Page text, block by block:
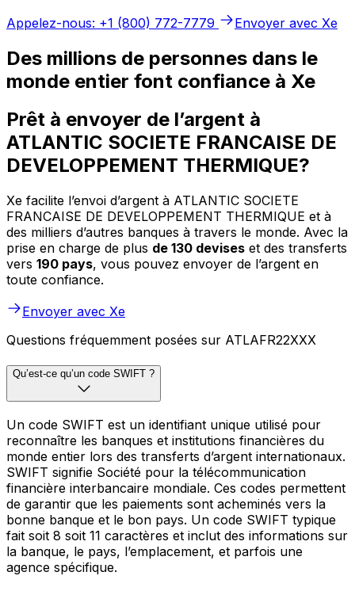
Appelez-nous: +1 (800) 772-7779
Envoyer avec Xe
Des millions de personnes dans le
monde entier font confiance à Xe
Prêt à envoyer de l’argent à
ATLANTIC SOCIETE FRANCAISE DE
DEVELOPPEMENT THERMIQUE?
Xe facilite l’envoi d’argent à ATLANTIC SOCIETE
FRANCAISE DE DEVELOPPEMENT THERMIQUE et à
des milliers d’autres banques à travers le monde. Avec la
prise en charge de plus de 130 devises et des transferts
vers 190 pays, vous pouvez envoyer de l’argent en
toute confiance.
Envoyer avec Xe
Questions fréquemment posées sur ATLAFR22XXX
Qu’est-ce qu’un code SWIFT ?
Un code SWIFT est un identifiant unique utilisé pour
reconnaître les banques et institutions financières du
monde entier lors des transferts d’argent internationaux.
SWIFT signifie Société pour la télécommunication
financière interbancaire mondiale. Ces codes permettent
de garantir que les paiements sont acheminés vers la
bonne banque et le bon pays. Un code SWIFT typique
fait soit 8 soit 11 caractères et inclut des informations sur
la banque, le pays, l’emplacement, et parfois une
agence spécifique.